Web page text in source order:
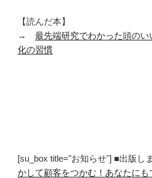
【読んだ本】
→ 最先端研究でわかった頭の
化の習慣
[su_box title="お知らせ"] ■出版し
かして顧客をつかむ！あなたに